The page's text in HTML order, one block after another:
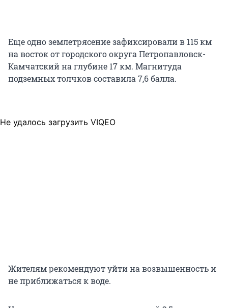
Еще одно землетрясение зафиксировали в 115 км
на восток от городского округа Петропавловск-
Камчатский на глубине 17 км. Магнитуда
подземных толчков составила 7,6 балла.
Не удалось загрузить VIQEO
Жителям рекомендуют уйти на возвышенность и
не приближаться к воде.